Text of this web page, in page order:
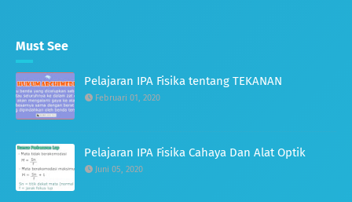
Must See
Pelajaran IPA Fisika tentang TEKANAN
Februari 01, 2020
Pelajaran IPA Fisika Cahaya Dan Alat Optik
Juni 05, 2020